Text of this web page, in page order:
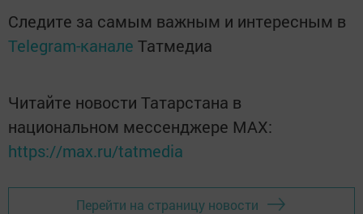
Следите за самым важным и интересным в
Telegram-канале Татмедиа
Читайте новости Татарстана в
национальном мессенджере MАХ:
https://max.ru/tatmedia
Перейти на страницу новости